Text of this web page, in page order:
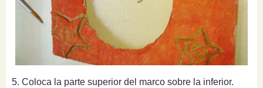
5. Coloca la parte superior del marco sobre la inferior.